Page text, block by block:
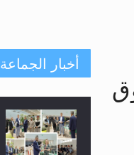
>> المزيد
أخبار الجماعة